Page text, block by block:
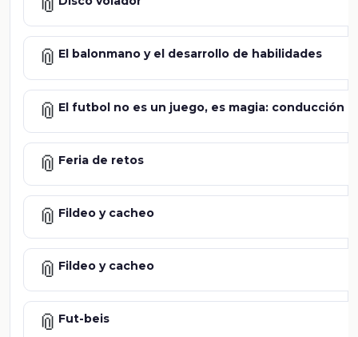
📎 El balonmano y el desarrollo de habilidades
📎 El futbol no es un juego, es magia: conducción
📎 Feria de retos
📎 Fildeo y cacheo
📎 Fildeo y cacheo
📎 Fut-beis